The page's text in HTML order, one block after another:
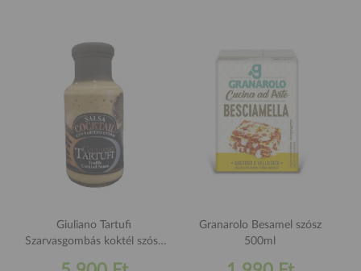
Giuliano Tartufi
Szarvasgombás koktél szósz
Granarolo Besamel szósz
500ml